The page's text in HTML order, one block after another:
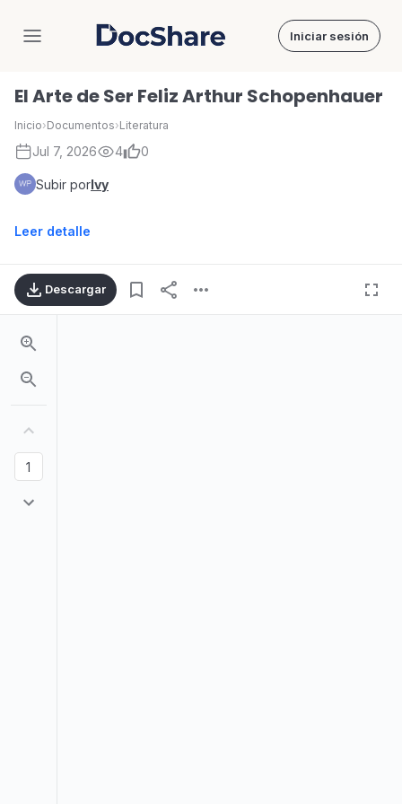
DocShare Iniciar sesión
El Arte de Ser Feliz Arthur Schopenhauer
Inicio›Documentos›Literatura
Jul 7, 2026 4 0
Subir porIvy
Leer detalle
Descargar